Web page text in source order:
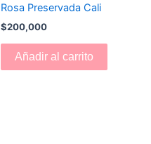
Rosa Preservada Cali
$200,000
Añadir al carrito